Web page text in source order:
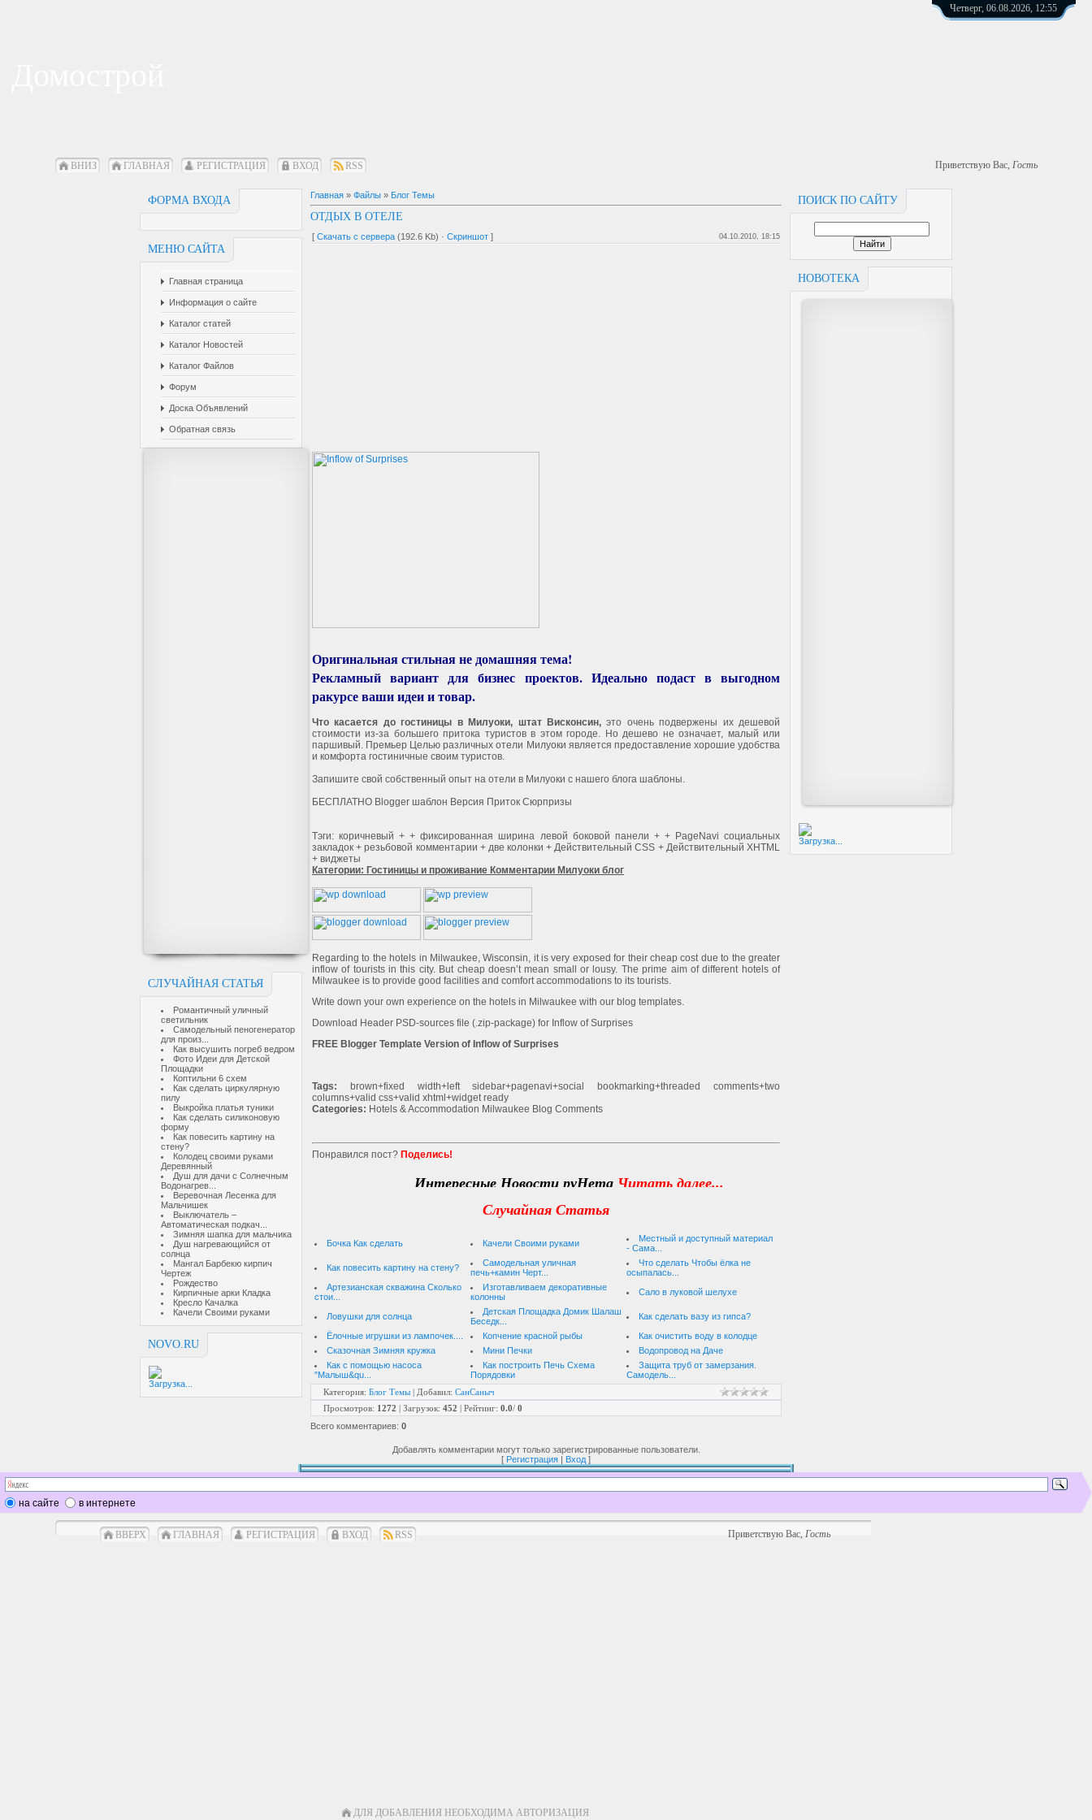
Четверг, 06.08.2026, 12:55
ВНИЗ ГЛАВНАЯ РЕГИСТРАЦИЯ ВХОД RSS Приветствую Вас, Гость
ФОРМА ВХОДА
МЕНЮ САЙТА
Главная страница
Информация о сайте
Каталог статей
Каталог Новостей
Каталог Файлов
Форум
Доска Объявлений
Обратная связь
СЛУЧАЙНАЯ СТАТЬЯ
Романтичный уличный
светильник
Самодельный пеногенератор
для произ...
Как высушить погреб ведром
Фото Идеи для Детской
Площадки
Коптильни 6 схем
Как сделать циркулярную
пилу
Выкройка платья туники
Как сделать силиконовую
форму
Как повесить картину на
стену?
Колодец своими руками
Деревянный
Душ для дачи с Солнечным
Водонагрев...
Веревочная Лесенка для
Мальчишек
Выключатель –
Автоматическая подкач...
Зимняя шапка для мальчика
Душ нагревающийся от
солнца
Мангал Барбекю кирпич
Чертеж
Рождество
Кирпичные арки Кладка
Кресло Качалка
Качели Своими руками
NOVO.RU
Загрузка...
ПОИСК ПО САЙТУ
НОВОТЕКА
Загрузка...
Главная » Файлы » Блог Темы
ОТДЫХ В ОТЕЛЕ
[ Скачать с сервера (192.6 Kb) · Скриншот ] 04.10.2010, 18:15
Оригинальная стильная не домашняя тема!
Рекламный вариант для бизнес проектов. Идеально подаст в выгодном
ракурсе ваши идеи и товар.
Что касается до гостиницы в Милуоки, штат Висконсин,это очень подвержены их дешевой
стоимости из-за большего притока туристов в этом городе. Но дешево не означает, малый или
паршивый. Премьер Целью различных отели Милуоки является предоставление хорошие удобства
и комфорта гостиничные своим туристов.
Запишите свой собственный опыт на отели в Милуоки с нашего блога шаблоны.
БЕСПЛАТНО Blogger шаблон Версия Приток Сюрпризы
Тэги: коричневый + + фиксированная ширина левой боковой панели + + PageNavi социальных
закладок + резьбовой комментарии + две колонки + Действительный CSS + Действительный XHTML
+ виджеты
Категории: Гостиницы и проживание Комментарии Милуоки блог
Regarding to the hotels in Milwaukee, Wisconsin, it is very exposed for their cheap cost due to the greater
inflow of tourists in this city. But cheap doesn’t mean small or lousy. The prime aim of different hotels of
Milwaukee is to provide good facilities and comfort accommodations to its tourists.
Write down your own experience on the hotels in Milwaukee with our blog templates.
Download Header PSD-sources file (.zip-package) for Inflow of Surprises
FREE Blogger Template Version of Inflow of Surprises
Tags: brown+fixed width+left sidebar+pagenavi+social bookmarking+threaded comments+two
columns+valid css+valid xhtml+widget ready
Categories: Hotels & Accommodation Milwaukee Blog Comments
Понравился пост? Поделись!
Интересные Новости руНетаЧитать далее...
Случайная Статья
Бочка Как сделать Качели Своими руками
Местный и доступный материал
- Сама...
Как повесить картину на стену?
Самодельная уличная
печь+камин Черт...
Что сделать Чтобы ёлка не
осыпалась...
Артезианская скважина Сколько
стои...
Изготавливаем декоративные
колонны
Сало в луковой шелухе
Ловушки для солнца
Детская Площадка Домик Шалаш
Беседк...
Как сделать вазу из гипса?
Ёлочные игрушки из лампочек....
Копчение красной рыбы
Как очистить воду в колодце
Сказочная Зимняя кружка
Мини Печки
Водопровод на Даче
Как с помощью насоса
"Малыш&qu...
Как построить Печь Схема
Порядовки
Защита труб от замерзания.
Самодель...
Категория: Блог Темы | Добавил: СанСаныч
Просмотров: 1272 | Загрузок: 452 | Рейтинг: 0.0/ 0
Всего комментариев: 0
Добавлять комментарии могут только зарегистрированные пользователи.
[ Регистрация | Вход ]
на сайте в интернете
ВВЕРХ ГЛАВНАЯ РЕГИСТРАЦИЯ ВХОД RSS Приветствую Вас,Гость
ДЛЯ ДОБАВЛЕНИЯ НЕОБХОДИМА АВТОРИЗАЦИЯ